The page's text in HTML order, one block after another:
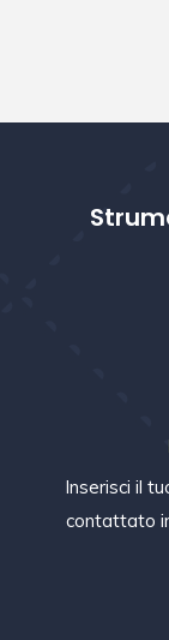
Inserisci il
contattato